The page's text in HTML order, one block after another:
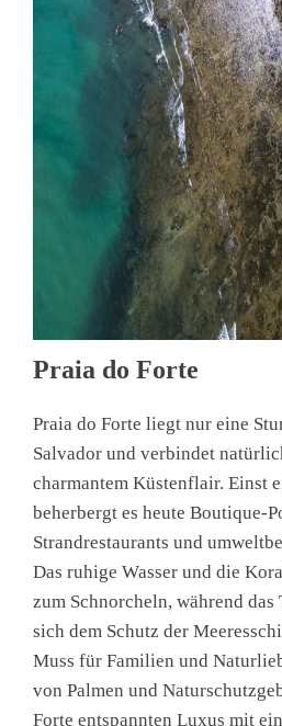
Praia do Forte
Praia do Forte liegt nur eine
Salvador und verbindet
charmantem Küstenflair. Einst
beherbergt es heute Boutique-
Strandrestaurants und
Das ruhige Wasser und die
zum Schnorcheln, während das
sich dem Schutz der
Muss für Familien und
von Palmen und
Forte entspannten Luxus mit